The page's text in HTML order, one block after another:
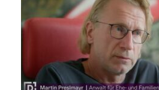
DR. MARTIN
INTERVIEW ÜBER DAS